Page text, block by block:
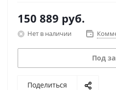
150 889 руб.
Нет в наличии
Под
Поделиться